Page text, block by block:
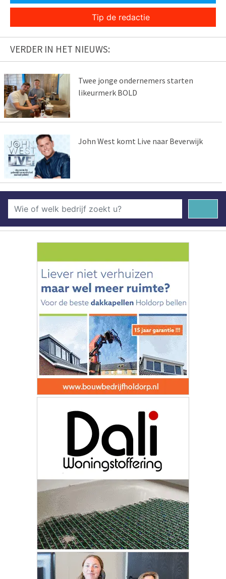
Tip de redactie
VERDER IN HET NIEUWS:
Twee jonge ondernemers starten
likeurmerk BOLD
John West komt Live naar Beverwijk